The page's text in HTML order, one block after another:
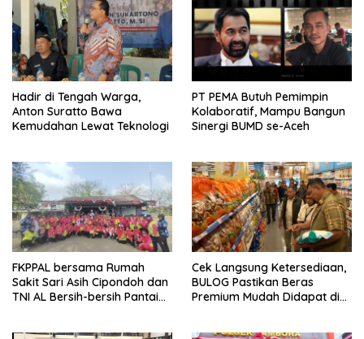
Hadir di Tengah Warga,
Anton Suratto Bawa
Kemudahan Lewat Teknologi
PT PEMA Butuh Pemimpin
Kolaboratif, Mampu Bangun
Sinergi BUMD se-Aceh
FKPPAL bersama Rumah
Sakit Sari Asih Cipondoh dan
TNI AL Bersih-bersih Pantai
Cek Langsung Ketersediaan,
BULOG Pastikan Beras
Premium Mudah Didapat di